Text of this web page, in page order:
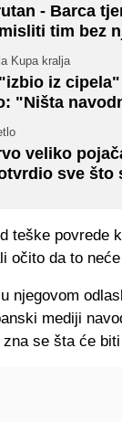
- Barca
tim bez
Kupa kralja
iz
"Ništa
veliko
sve što
teške povrede
očito da to
njegovom
mediji
se šta će